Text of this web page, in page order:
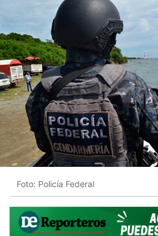
Foto: Policía Federal